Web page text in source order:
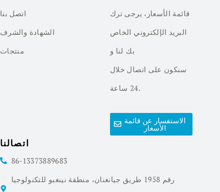
اتصل بنا
الشهادة والشرف
منتجات
قائمة الأسعار، يرجى ترك
البريد الإلكتروني الخاص
بك لنا و
سنكون على اتصال خلال
24 ساعة.
الاستفسار عن قائمة
الأسعار
اتصالنا
86-13373889683
رقم 1958 طريق جيانغنان، منطقة نينغبو للتكنولوجيا